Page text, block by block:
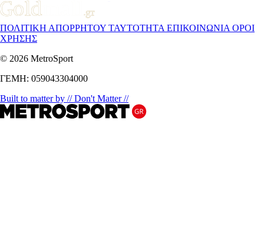
ΠΟΛΙΤΙΚΗ ΑΠΟΡΡΗΤΟΥ ΤΑΥΤΟΤΗΤΑ ΕΠΙΚΟΙΝΩΝΙΑ ΟΡΟΙ
ΧΡΗΣΗΣ
© 2026 MetroSport
ΓΕΜΗ: 059043304000
Built to matter by // Don't Matter //